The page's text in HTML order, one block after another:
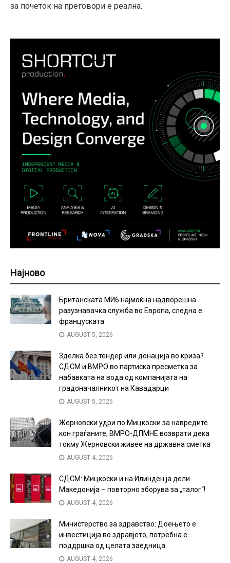
за почеток на преговори е реална.
Најново
Британската МИ6 најмоќна надворешна
разузнавачка служба во Европа, следна е
француската
AUGUST 5, 2026
Зделка без тендер или донација во криза?
СДСМ и ВМРО во партиска пресметка за
набавката на вода од компанијата на
градоначалникот на Кавадарци
AUGUST 5, 2026
Жерновски удри по Мицкоски за навредите
кон граѓаните, ВМРО-ДПМНЕ возврати дека
токму Жерновски живее на државна сметка
AUGUST 4, 2026
СДСМ: Мицкоски и на Илинден ја дели
Македонија – повторно зборува за „талог“!
AUGUST 4, 2026
Министерство за здравство: Доењето е
инвестиција во здравјето, потребна е
поддршка од целата заедница
AUGUST 4, 2026